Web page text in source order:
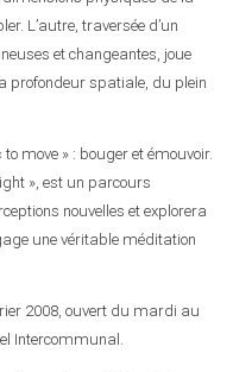
L’autre, traversée d’un
et changeantes, joue
profondeur spatiale, du plein
move » : bouger et émouvoir.
», est un parcours
nouvelles et explorera
une véritable méditation
2008, ouvert du mardi au
Intercommunal.